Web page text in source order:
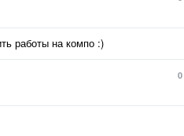
работы на компо :)
0